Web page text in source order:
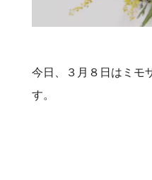
今日、３月８日はミモ
す。